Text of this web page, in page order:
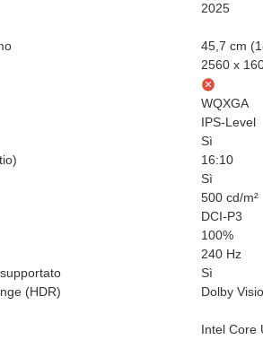
2025
45,7 cm
2560 x
WQXGA
IPS-Level
Sì
16:10
Sì
500 cd/m²
DCI-P3
100%
240 Hz
Sì
(HDR)
Dolby
Intel Core